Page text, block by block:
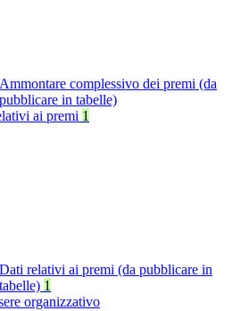
Ammontare complessivo dei premi (da
pubblicare in tabelle)
ai premi 1
Dati relativi ai premi (da pubblicare in
tabelle) 1
organizzativo